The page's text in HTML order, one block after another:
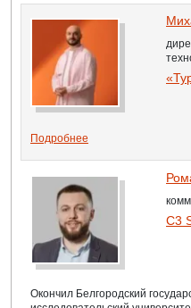
Подробнее
C3
Окончил Белгородский